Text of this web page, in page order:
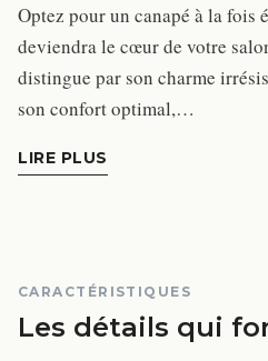
Optez pour un canapé à la fois
deviendra le cœur de votre
distingue par son charme
son confort optimal,…
LIRE PLUS
CARACTÉRISTIQUES
Les détails qui